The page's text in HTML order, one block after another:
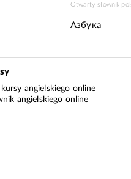
Otwarty słownik
Азбука
kursy angielskiego online
angielskiego online